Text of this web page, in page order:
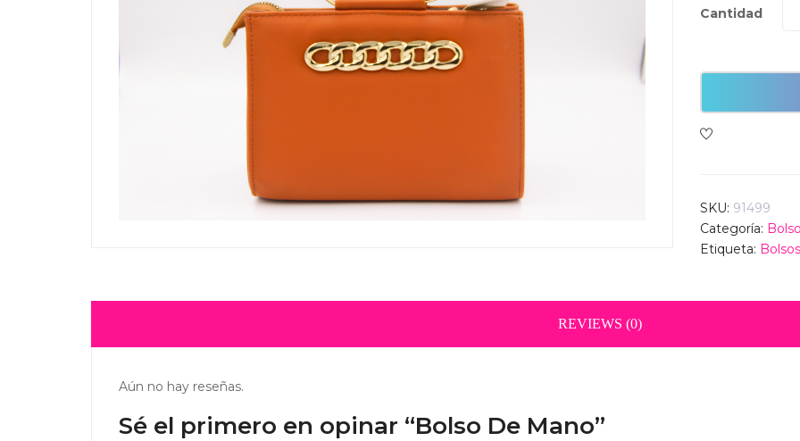
Cantidad
SKU: 91499
Categoría:
Etiqueta:
REVIEWS (0)
Aún no hay reseñas.
Sé el primero en opinar “Bolso De Mano”